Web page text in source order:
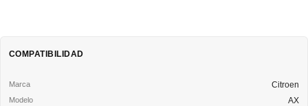
COMPATIBILIDAD
Citroen
AX